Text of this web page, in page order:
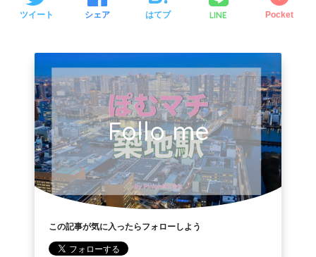
ツイート シェア はてブ LINE Pocket
Follo me
この記事が気に入ったらフォローしよう